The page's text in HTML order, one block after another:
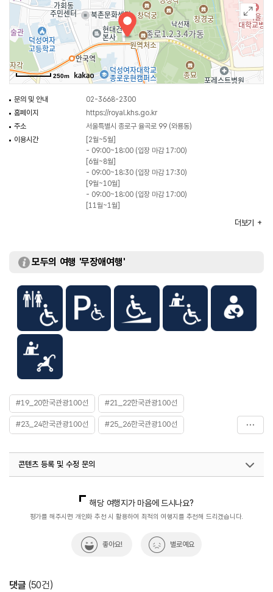
창덕궁은 창경궁(昌慶宮)과 경계 없이 ‘동궐(東闕)’이라는 별칭으로 불렀다.
창덕궁은 다른 궁궐에 비해 인위적인 구조를 따르지 않고 주변 지형과 조화를
이루도록 자연스럽게 건축하여 가장 한국적인 궁궐이라는 평가를 받아 1997년
유네스코 세계유산에 등재되었다.
창덕궁 후원은 1406년(태종 6) 창덕궁 북쪽에 처음 조성된 후원은 세조 대에
인조, 숙종, 정조, 순조 등 여러 왕들이 개수하고 증축하여 현재의 모습이
되었다.
창덕궁 후원은 자연 지형을 그대로 살리면서 골짜기마다 아름다운 정자를
만들었다. 4개의 골짜기에는 각각 부용지(芙蓉池), 애련지(愛蓮池), 관람지
(觀纜池), 옥류천(玉流川) 영역이 펼쳐진다. 왕가의 휴식과 산책을 위한
곳이지만, 여러 가지 다른 용도로도 사용하였다. 자연 풍광을 느끼면서 시를
짓고 학문을 논하는 것을 포함하여 군사훈련 등의 활쏘기 행사, 연못에서 낚시를
하거나 배를 띄우기도 하고 꽃구경을 하였으며, 화약을 이용한 불꽃놀이도
체험하고, 왕비는 양잠을 직접 시행하는 친잠례(親蠶禮)를 열었다.
250m
문의 및 안내
02-3668-2300
홈페이지
https://royal.khs.go.kr
주소
서울특별시 종로구 율곡로 99 (와룡동)
이용시간
[2월~5월]
- 09:00~18:00 (입장 마감 17:00)
[6월~8월]
- 09:00~18:30 (입장 마감 17:30)
[9월~10월]
- 09:00~18:00 (입장 마감 17:00)
[11월~1월]
지정현황
사적 창덕궁 (1963.01.18 지정)
입장료
[전각관람]
- 3,000원
[후원관람]
- 대인 5,000원
더보기
모두의 여행 '무장애여행'
#19_20한국관광100선 #21_22한국관광100선
#23_24한국관광100선 #25_26한국관광100선
#역사 #역사공부
#역사유적지 #역사유적지 #역사이야기
#유네스코세계문화유산
콘텐츠 등록 및 수정 문의
국내여행진흥팀(한국관광100선)
033-738-3415
해당 여행지가 마음에 드시나요?
평가를 해주시면 개인화 추천 시 활용하여 최적의 여행지를 추천해 드리겠습니다.
좋아요! 별로예요
댓글 (50건)